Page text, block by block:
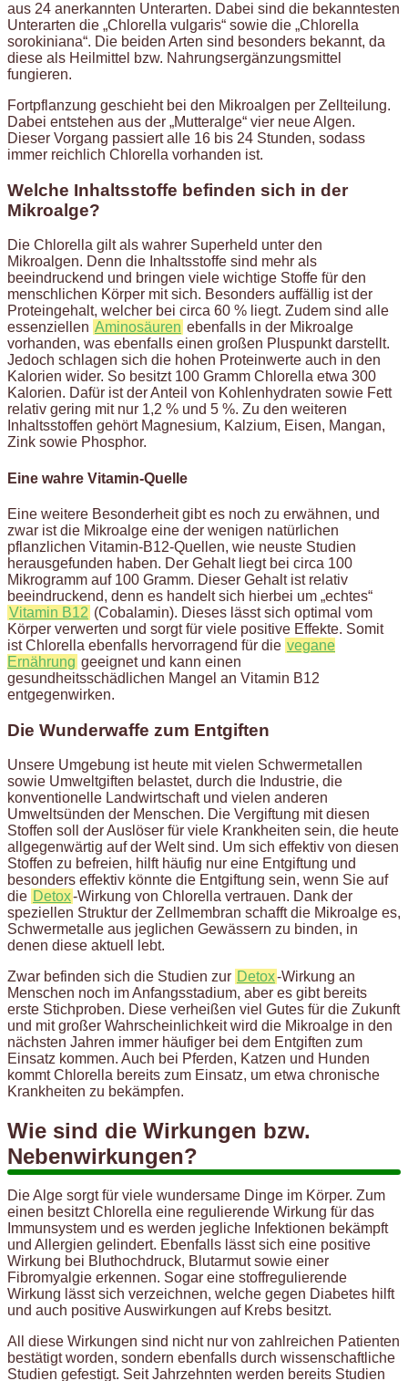
aus 24 anerkannten Unterarten. Dabei sind die bekanntesten
Unterarten die „Chlorella vulgaris“ sowie die „Chlorella
sorokiniana“. Die beiden Arten sind besonders bekannt, da
diese als Heilmittel bzw. Nahrungsergänzungsmittel
fungieren.
Fortpflanzung geschieht bei den Mikroalgen per Zellteilung.
Dabei entstehen aus der „Mutteralge“ vier neue Algen.
Dieser Vorgang passiert alle 16 bis 24 Stunden, sodass
immer reichlich Chlorella vorhanden ist.
Welche Inhaltsstoffe befinden sich in der
Mikroalge?
Die Chlorella gilt als wahrer Superheld unter den
Mikroalgen. Denn die Inhaltsstoffe sind mehr als
beeindruckend und bringen viele wichtige Stoffe für den
menschlichen Körper mit sich. Besonders auffällig ist der
Proteingehalt, welcher bei circa 60 % liegt. Zudem sind alle
essenziellen Aminosäuren ebenfalls in der Mikroalge
vorhanden, was ebenfalls einen großen Pluspunkt darstellt.
Jedoch schlagen sich die hohen Proteinwerte auch in den
Kalorien wider. So besitzt 100 Gramm Chlorella etwa 300
Kalorien. Dafür ist der Anteil von Kohlenhydraten sowie Fett
relativ gering mit nur 1,2 % und 5 %. Zu den weiteren
Inhaltsstoffen gehört Magnesium, Kalzium, Eisen, Mangan,
Zink sowie Phosphor.
Eine wahre Vitamin-Quelle
Eine weitere Besonderheit gibt es noch zu erwähnen, und
zwar ist die Mikroalge eine der wenigen natürlichen
pflanzlichen Vitamin-B12-Quellen, wie neuste Studien
herausgefunden haben. Der Gehalt liegt bei circa 100
Mikrogramm auf 100 Gramm. Dieser Gehalt ist relativ
beeindruckend, denn es handelt sich hierbei um „echtes“
Vitamin B12 (Cobalamin). Dieses lässt sich optimal vom
Körper verwerten und sorgt für viele positive Effekte. Somit
ist Chlorella ebenfalls hervorragend für die vegane
Ernährung geeignet und kann einen
gesundheitsschädlichen Mangel an Vitamin B12
entgegenwirken.
Die Wunderwaffe zum Entgiften
Unsere Umgebung ist heute mit vielen Schwermetallen
sowie Umweltgiften belastet, durch die Industrie, die
konventionelle Landwirtschaft und vielen anderen
Umweltsünden der Menschen. Die Vergiftung mit diesen
Stoffen soll der Auslöser für viele Krankheiten sein, die heute
allgegenwärtig auf der Welt sind. Um sich effektiv von diesen
Stoffen zu befreien, hilft häufig nur eine Entgiftung und
besonders effektiv könnte die Entgiftung sein, wenn Sie auf
die Detox-Wirkung von Chlorella vertrauen. Dank der
speziellen Struktur der Zellmembran schafft die Mikroalge es,
Schwermetalle aus jeglichen Gewässern zu binden, in
denen diese aktuell lebt.
Zwar befinden sich die Studien zur Detox-Wirkung an
Menschen noch im Anfangsstadium, aber es gibt bereits
erste Stichproben. Diese verheißen viel Gutes für die Zukunft
und mit großer Wahrscheinlichkeit wird die Mikroalge in den
nächsten Jahren immer häufiger bei dem Entgiften zum
Einsatz kommen. Auch bei Pferden, Katzen und Hunden
kommt Chlorella bereits zum Einsatz, um etwa chronische
Krankheiten zu bekämpfen.
Wie sind die Wirkungen bzw.
Nebenwirkungen?
Die Alge sorgt für viele wundersame Dinge im Körper. Zum
einen besitzt Chlorella eine regulierende Wirkung für das
Immunsystem und es werden jegliche Infektionen bekämpft
und Allergien gelindert. Ebenfalls lässt sich eine positive
Wirkung bei Bluthochdruck, Blutarmut sowie einer
Fibromyalgie erkennen. Sogar eine stoffregulierende
Wirkung lässt sich verzeichnen, welche gegen Diabetes hilft
und auch positive Auswirkungen auf Krebs besitzt.
All diese Wirkungen sind nicht nur von zahlreichen Patienten
bestätigt worden, sondern ebenfalls durch wissenschaftliche
Studien gefestigt. Seit Jahrzehnten werden bereits Studien